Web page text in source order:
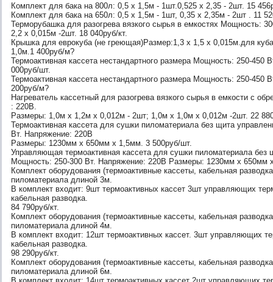
Комплект для бака на 800л: 0,5 х 1,5м - 1шт.0,525 х 2,35 - 2шт. 15
Комплект для бака на 650л: 0,5 х 1,5м - 1шт, 0,35 х 2,35м - 2шт . 11
Терморубашка для разогрева вязкого сырья в емкостях Мощность:
2,2 х 0,015м -2шт. 18 040руб/кт.
Крышка для еврокуба (не греющая)Размер:1,3 х 1,5 х 0,015м.для
1,0м.1 400руб/м?
Термоактивная кассета нестандартного размера Мощность: 250-
000руб/шт.
Термоактивная кассета нестандартного размера Мощность: 250-
200руб/м?
Нагреватель кассетный для разогрева вязкого сырья в емкости с
: 220В.
Размеры: 1,0м х 1,2м х 0,012м - 2шт; 1,0м х 1,0м х 0,012м -2шт. 22
Термоактивная кассета для сушки пиломатериала без щита
Вт. Напряжение: 220В
Размеры: 1230мм х 650мм х 1,5мм. 3 500руб/шт.
Управляющая термоактивная кассета для сушки пиломатериала без
Мощность: 250-300 Вт. Напряжение: 220В Размеры: 1230мм х 650мм
Комплект оборудования (термоактивные кассеты, кабельная
пиломатериала длиной 3м.
В комплект входит: 9шт термоактивных кассет 3шт управляющих
кабельная разводка.
84 790руб/кт.
Комплект оборудования (термоактивные кассеты, кабельная
пиломатериала длиной 4м.
В комплект входит: 12шт термоактивных кассет. 3шт управляющих
кабельная разводка.
98 290руб/кт.
Комплект оборудования (термоактивные кассеты, кабельная
пиломатериала длиной 6м.